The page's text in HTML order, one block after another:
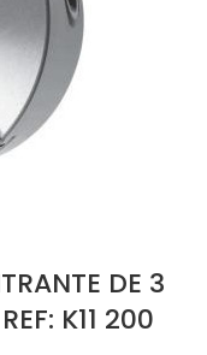
DE 3
K11 200